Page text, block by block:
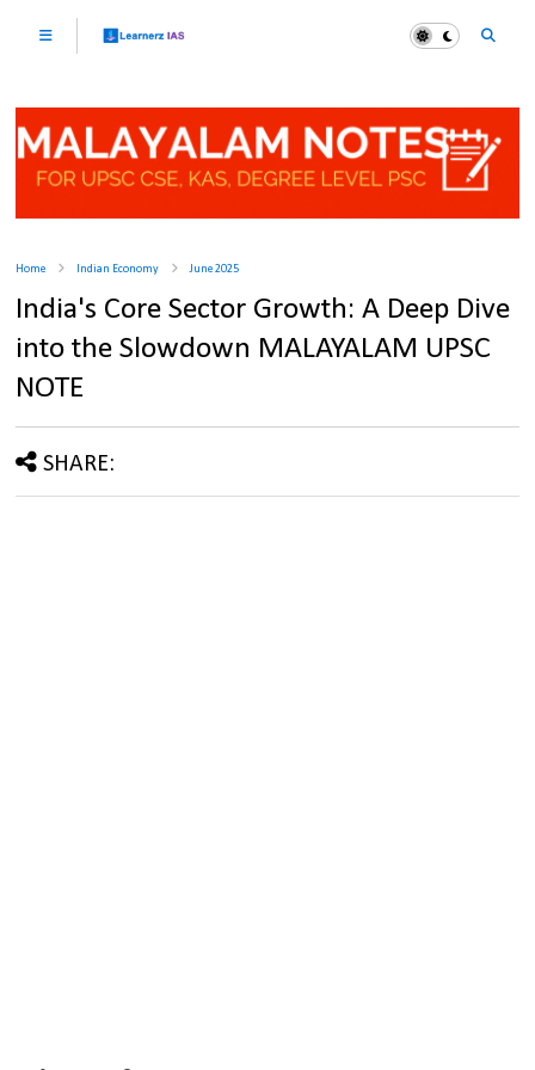
Home Indian Economy June 2025
India's Core Sector Growth: A Deep Dive
into the Slowdown MALAYALAM UPSC
NOTE
SHARE: